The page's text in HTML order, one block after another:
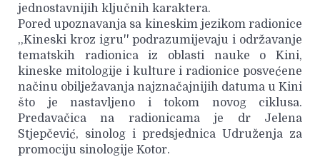
jednostavnijih ključnih karaktera.
Pored upoznavanja sa kineskim jezikom radionice
,,Kineski kroz igru'' podrazumijevaju i održavanje
tematskih radionica iz oblasti nauke o Kini,
kineske mitologije i kulture i radionice posvećene
načinu obilježavanja najznačajnijih datuma u Kini
što je nastavljeno i tokom novog ciklusa.
Predavačica na radionicama je dr Jelena
Stjepčević, sinolog i predsjednica Udruženja za
promociju sinologije Kotor.